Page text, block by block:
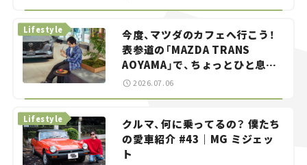
今度、マツダのカフェへ行こう！
表参道の「MAZDA TRANS
AOYAMA」で、ちょっとひと息。
——連載｜CCGとクルマでどうす
Lifestyle
2026.07.06
クルマ、何に乗ってるの？ 僕たち
の愛車紹介 #43｜MG ミジェッ
ト
Lifestyle